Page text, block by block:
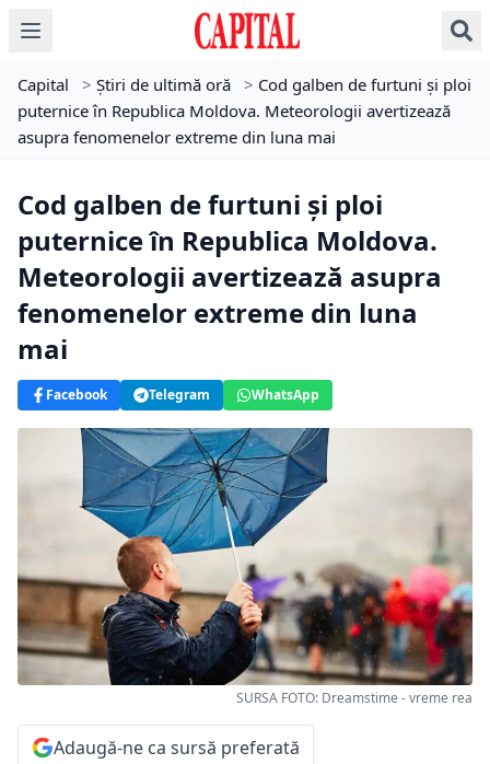
Capital > Știri de ultimă oră > Cod galben de furtuni și ploi
puternice în Republica Moldova. Meteorologii avertizează
asupra fenomenelor extreme din luna mai
Cod galben de furtuni și ploi
puternice în Republica Moldova.
Meteorologii avertizează asupra
fenomenelor extreme din luna
mai
Facebook Telegram WhatsApp
SURSA FOTO: Dreamstime - vreme rea
Adaugă-ne ca sursă preferată